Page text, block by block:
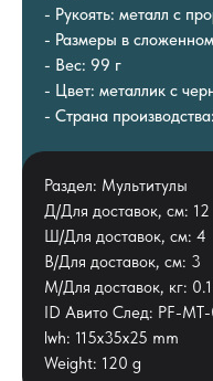
- Рукоять: металл с
- Размеры в
- Вес: 99 г
- Цвет: металлик с
- Страна
Раздел: Мультитулы
Д/Для доставок, см: 12
Ш/Для доставок, см: 4
В/Для доставок, см: 3
М/Для доставок, кг:
ID Авито След: PF-
lwh: 115x35x25 mm
Weight: 120 g